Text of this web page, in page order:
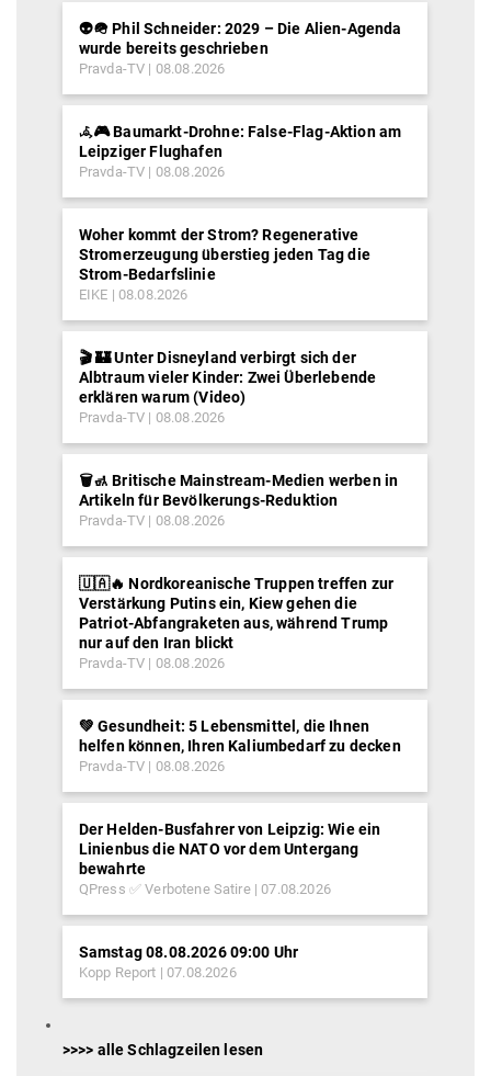
👽🪖 Phil Schneider: 2029 – Die Alien-Agenda
wurde bereits geschrieben
Pravda-TV 08.08.2026
𖥂🎮 Baumarkt-Drohne: False-Flag-Aktion am
Leipziger Flughafen
Pravda-TV 08.08.2026
Woher kommt der Strom? Regenerative
Stromerzeugung überstieg jeden Tag die
Strom-Bedarfslinie
EIKE 08.08.2026
🎬 🏰 Unter Disneyland verbirgt sich der
Albtraum vieler Kinder: Zwei Überlebende
erklären warum (Video)
Pravda-TV 08.08.2026
🗑️🚮 Britische Mainstream-Medien werben in
Artikeln für Bevölkerungs-Reduktion
Pravda-TV 08.08.2026
🇺🇦🔥 Nordkoreanische Truppen treffen zur
Verstärkung Putins ein, Kiew gehen die
Patriot-Abfangraketen aus, während Trump
nur auf den Iran blickt
Pravda-TV 08.08.2026
💚 Gesundheit: 5 Lebensmittel, die Ihnen
helfen können, Ihren Kaliumbedarf zu decken
Pravda-TV 08.08.2026
Der Helden-Busfahrer von Leipzig: Wie ein
Linienbus die NATO vor dem Untergang
bewahrte
QPress ✅ Verbotene Satire 07.08.2026
Samstag 08.08.2026 09:00 Uhr
Kopp Report 07.08.2026
>>>> alle Schlagzeilen lesen